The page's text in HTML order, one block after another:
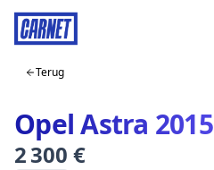
Terug
Opel Astra 2015
2 300 €